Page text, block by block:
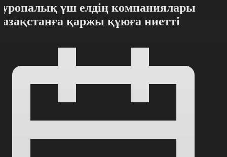
үш елдің компаниялары
қаржы құюға ниетті